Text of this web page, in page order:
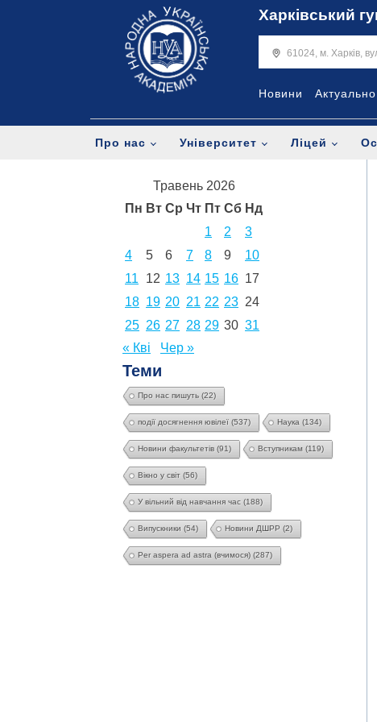
Харківський
61024, м. Харків,
Новини Актуально
Про нас Університет Ліцей
Травень 2026
Пн Вт Ср Чт Пт Сб Нд
1
2
3
4
5 6 7 8 9
10
11
12 13 14 15 16 17
18 19 20 21 22 23 24
25 26 27 28 29 30 31
« Кві
Чер »
Теми
Про нас пишуть (22)
події досягнення ювілеї (537) Наука (134)
Новини факультетів (91) Вступникам (119)
Вікно у світ (56)
У вільний від навчання час (188)
Випускники (54) Новини ДШРР (2)
Per aspera ad astra (вчимося) (287)